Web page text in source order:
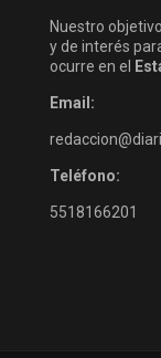
Nuestro
y de interés
ocurre en el
Email:
Teléfono:
5518166201